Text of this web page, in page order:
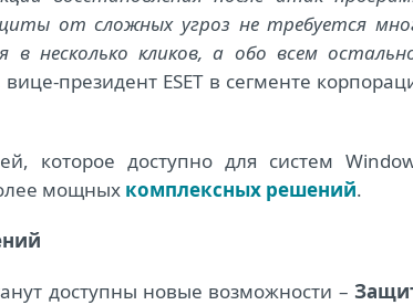
от сложных угроз не требуется
несколько кликов, а обо всем
президент ESET в сегменте
которое доступно для систем
мощных комплексных решений.
доступны новые возможности –